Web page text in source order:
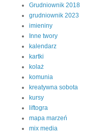
Grudniownik 2018
grudniownik 2023
imieniny
Inne twory
kalendarz
kartki
kolaż
komunia
kreatywna sobota
kursy
liftogra
mapa marzeń
mix media